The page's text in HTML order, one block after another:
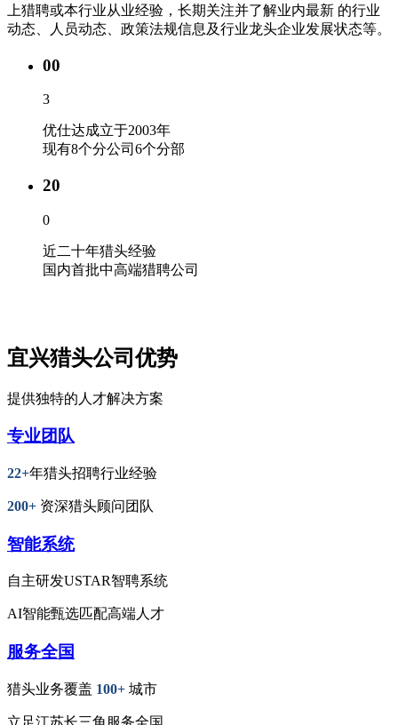
上猎聘或本行业从业经验，长期关注并了解业内最新 的行业
动态、人员动态、政策法规信息及行业龙头企业发展状态等。
00
3
优仕达成立于2003年
现有8个分公司6个分部
20
0
近二十年猎头经验
国内首批中高端猎聘公司
宜兴猎头公司优势
提供独特的人才解决方案
专业团队
22+年猎头招聘行业经验
200+ 资深猎头顾问团队
智能系统
自主研发USTAR智聘系统
AI智能甄选匹配高端人才
服务全国
猎头业务覆盖 100+ 城市
立足江苏长三角服务全国